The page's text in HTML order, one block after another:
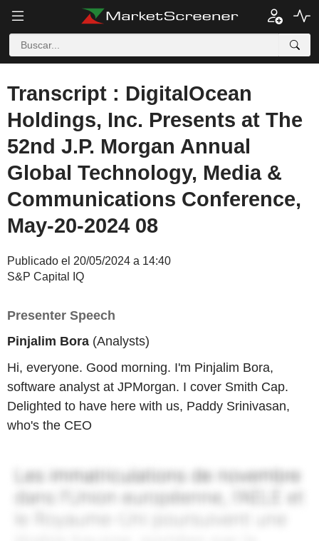
Transcript : DigitalOcean
Holdings, Inc. Presents at The
52nd J.P. Morgan Annual
Global Technology, Media &
Communications Conference,
May-20-2024 08
Publicado el 20/05/2024 a 14:40
S&P Capital IQ
Presenter Speech
Pinjalim Bora (Analysts)
Hi, everyone. Good morning. I'm Pinjalim Bora,
software analyst at JPMorgan. I cover Smith Cap.
Delighted to have here with us, Paddy Srinivasan,
who's the CEO